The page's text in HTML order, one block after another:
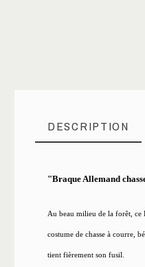
DESCRIPTION
"Braque Allemand
Au beau milieu de la forêt, ce
costume de chasse à courre,
tient fièrement son fusil.